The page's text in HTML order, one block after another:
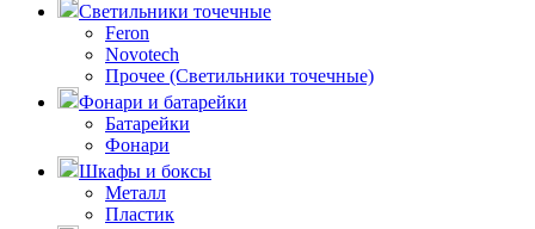
Светильники точечные
Feron
Novotech
Прочее (Светильники точечные)
Фонари и батарейки
Батарейки
Фонари
Шкафы и боксы
Металл
Пластик